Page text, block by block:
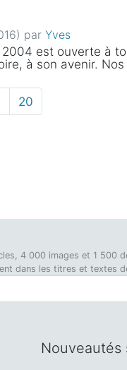
par Yves
est ouverte à
à son avenir.
20
4 000 images et 1 500
dans les titres et textes
Nouveautés